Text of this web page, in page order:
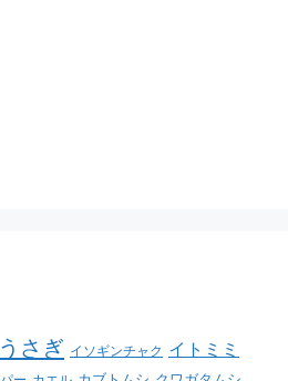
うさぎ イソギンチャク イトミミ